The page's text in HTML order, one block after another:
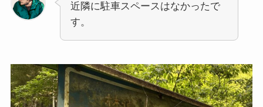
近隣に駐車スペースはなかったで
す。